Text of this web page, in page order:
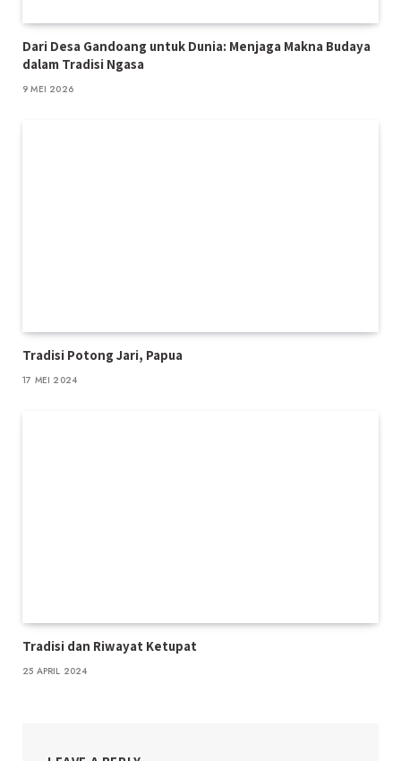
Dari Desa Gandoang untuk Dunia: Menjaga Makna Budaya
dalam Tradisi Ngasa
9 MEI 2026
Tradisi Potong Jari, Papua
17 MEI 2024
Tradisi dan Riwayat Ketupat
25 APRIL 2024